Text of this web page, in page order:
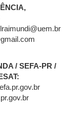
/ SEFA-PR /